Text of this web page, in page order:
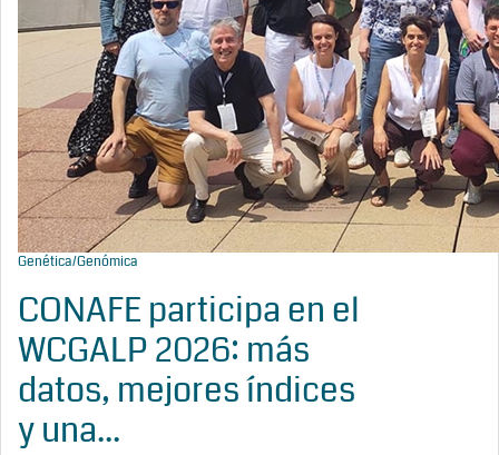
Genética/Genómica
CONAFE participa en el
WCGALP 2026: más
datos, mejores índices
y una...